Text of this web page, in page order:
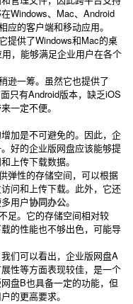
Windows、Mac、Android
的客户端和移动应用。
提供了Windows和Mac的桌
，能够满足企业用户在各个
逊一筹。虽然它也提供了
只有Android版本，缺乏iOS
一定不便。
加是不可避免的。因此，企
好的企业版网盘应该能够提
上传下载数据。
弹性的存储空间，可以根据
问和上传下载。此外，它还
用户协同办公。
足。它的存储空间相对较
的性能也不够出色，可能导
们可以看出，企业版网盘A
性等方面表现较佳，是一个
盘B也具备一定的功能，但
的更高要求。